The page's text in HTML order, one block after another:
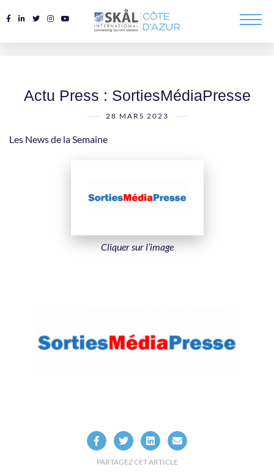
Actu Press : SortiesMédiaPresse
28 MARS 2023
Les News de la Semaine
Cliquer sur l’image
PARTAGEZ CET ARTICLE